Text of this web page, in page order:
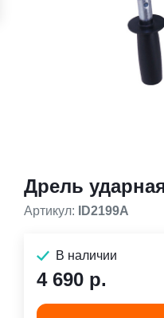
Дрель
Артикул: ID2199A
В наличии
4 690 р.